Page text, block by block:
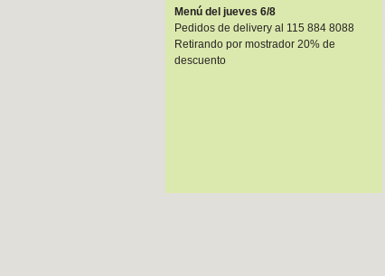
Menú del jueves 6/8
Pedidos de delivery al 115 884 8088
Retirando por mostrador 20% de
descuento